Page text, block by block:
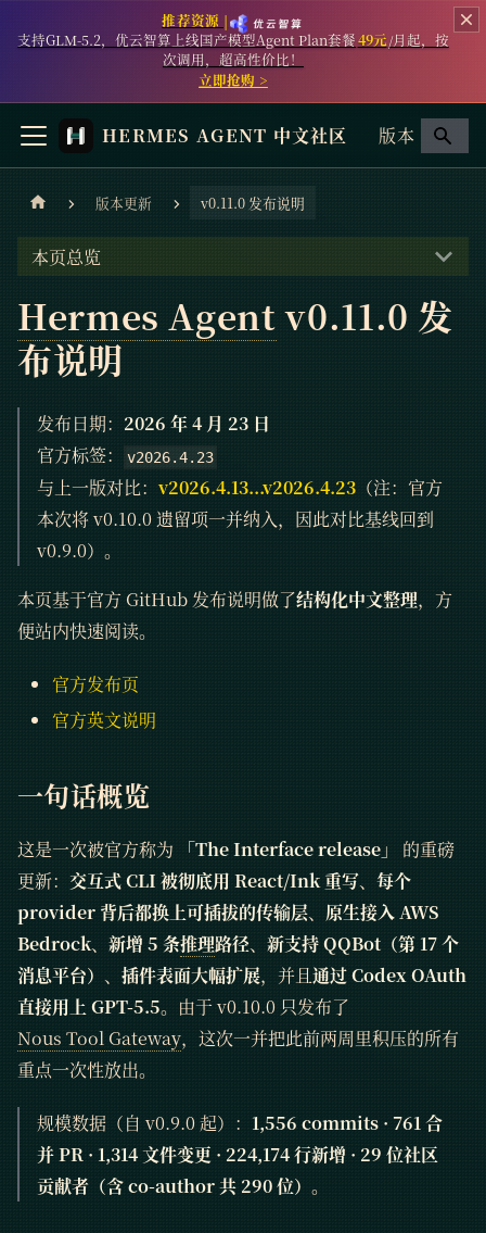
推荐资源 |
支持GLM-5.2，优云智算上线国产模型Agent Plan套餐49元/月起，按
次调用，超高性价比！
立即抢购 >
HERMES AGENT 中文社区 版本
版本更新 v0.11.0 发布说明
本页总览
Hermes Agentv0.11.0 发
布说明
发布日期： 2026 年 4 月 23 日
官方标签：
v2026.4.23
与上一版对比： v2026.4.13...v2026.4.23 （注：官方
本次将 v0.10.0 遗留项一并纳入，因此对比基线回到
v0.9.0）。
本页基于官方 GitHub 发布说明做了结构化中文整理，方
便站内快速阅读。
官方发布页
官方英文说明
一句话概览
这是一次被官方称为 「The Interface release」
的重磅
更新： 交互式 CLI 被彻底用 React/Ink 重写、 每个
provider 背后都换上可插拔的传输层、 原生接入 AWS
Bedrock、 新增 5 条推理路径、 新支持 QQBot（第 17 个
消息平台） 、 插件表面大幅扩展，并且通过 Codex OAuth
直接用上 GPT-5.5。由于 v0.10.0 只发布了
Nous Tool Gateway，这次一并把此前两周里积压的所有
重点一次性放出。
规模数据（自 v0.9.0 起）： 1,556 commits · 761 合
并 PR · 1,314 文件变更 · 224,174 行新增 · 29 位社区
贡献者（含 co-author 共 290 位） 。